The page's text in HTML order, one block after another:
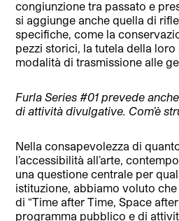
congiunzione tra passato e
si aggiunge anche quella di
specifiche, come la
pezzi storici, la tutela della
modalità di trasmissione alle
Furla Series #01 prevede
di attività divulgative. Com’è
Nella consapevolezza di
l’accessibilità all’arte,
una questione centrale per
istituzione, abbiamo voluto
di “Time after Time, Space
programma pubblico e di